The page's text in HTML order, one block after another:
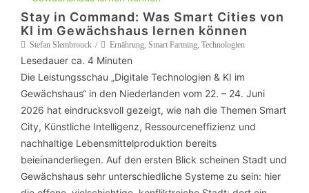
Stay in Command: Was Smart Cities von
KI im Gewächshaus lernen können
Stefan Slembrouck Ernährung, Smart Farming, Technologien
Lesedauer ca. 4 Minuten
Die Leistungsschau „Digitale Technologien & KI im
Gewächshaus“ in den Niederlanden vom 22. – 24. Juni
2026 hat eindrucksvoll gezeigt, wie nah die Themen Smart
City, Künstliche Intelligenz, Ressourceneffizienz und
nachhaltige Lebensmittelproduktion bereits
beieinanderliegen. Auf den ersten Blick scheinen Stadt und
Gewächshaus sehr unterschiedliche Systeme zu sein: hier